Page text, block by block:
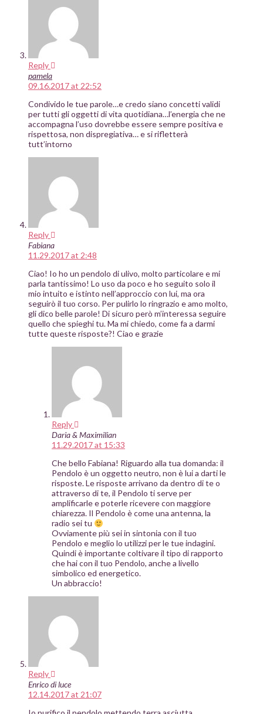
Reply
pamela
09.16.2017 at 22:52
Condivido le tue parole…e credo siano concetti validi
per tutti gli oggetti di vita quotidiana…l’energia che ne
accompagna l’uso dovrebbe essere sempre positiva e
rispettosa, non dispregiativa… e si rifletterà
tutt’intorno
Reply
Fabiana
11.29.2017 at 2:48
Ciao! Io ho un pendolo di ulivo, molto particolare e mi
parla tantissimo! Lo uso da poco e ho seguito solo il
mio intuito e istinto nell’approccio con lui, ma ora
seguirò il tuo corso. Per pulirlo lo ringrazio e amo molto,
gli dico belle parole! Di sicuro però m’interessa seguire
quello che spieghi tu. Ma mi chiedo, come fa a darmi
tutte queste risposte?! Ciao e grazie
Reply
Daria & Maximilian
11.29.2017 at 15:33
Che bello Fabiana! Riguardo alla tua domanda: il
Pendolo è un oggetto neutro, non è lui a darti le
risposte. Le risposte arrivano da dentro di te o
attraverso di te, il Pendolo ti serve per
amplificarle e poterle ricevere con maggiore
chiarezza. Il Pendolo è come una antenna, la
radio sei tu
Ovviamente più sei in sintonia con il tuo
Pendolo e meglio lo utilizzi per le tue indagini.
Quindi è importante coltivare il tipo di rapporto
che hai con il tuo Pendolo, anche a livello
simbolico ed energetico.
Un abbraccio!
Reply
Enrico di luce
12.14.2017 at 21:07